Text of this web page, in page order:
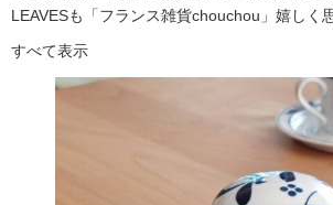
LEAVESも「フランス雑貨chouchou」嬉しく
すべて表示